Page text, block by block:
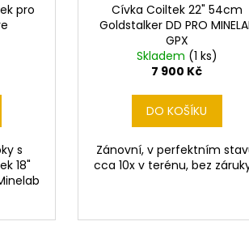
pro
s
18"
Cívka Coiltek 22" 54cm
Goldstalker DD PRO
GPX
Skladem (1 ks)
7 900 Kč
DO KOŠÍKU
Zánovní, v perfektním
cca 10x v terénu, bez